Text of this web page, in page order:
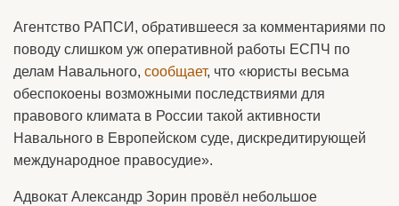
Агентство РАПСИ, обратившееся за комментариями по
поводу слишком уж оперативной работы ЕСПЧ по
делам Навального, сообщает, что «юристы весьма
обеспокоены возможными последствиями для
правового климата в России такой активности
Навального в Европейском суде, дискредитирующей
международное правосудие».
Адвокат Александр Зорин провёл небольшое